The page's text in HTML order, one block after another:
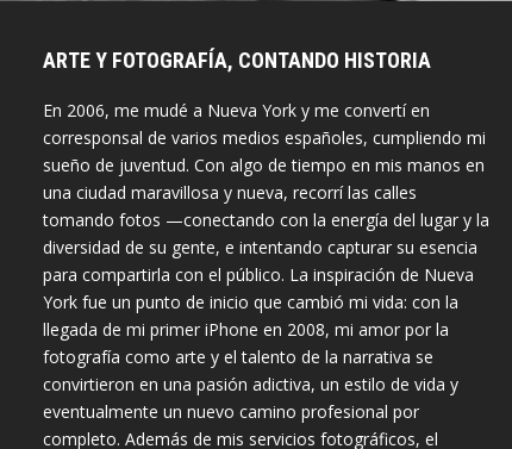
ARTE Y FOTOGRAFÍA, CONTANDO HISTORIA
En 2006, me mudé a Nueva York y me convertí en
corresponsal de varios medios españoles, cumpliendo mi
sueño de juventud. Con algo de tiempo en mis manos en
una ciudad maravillosa y nueva, recorrí las calles
tomando fotos —conectando con la energía del lugar y la
diversidad de su gente, e intentando capturar su esencia
para compartirla con el público. La inspiración de Nueva
York fue un punto de inicio que cambió mi vida: con la
llegada de mi primer iPhone en 2008, mi amor por la
fotografía como arte y el talento de la narrativa se
convirtieron en una pasión adictiva, un estilo de vida y
eventualmente un nuevo camino profesional por
completo. Además de mis servicios fotográficos, el